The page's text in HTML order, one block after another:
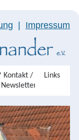
Impressum
Kontakt /
Newsletter
Links